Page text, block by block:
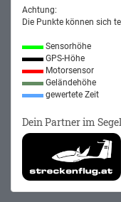
Achtung:
Die Punkte können sich
Sensorhöhe
GPS-Höhe
Motorsensor
Geländehöhe
gewertete Zeit
Dein Partner im